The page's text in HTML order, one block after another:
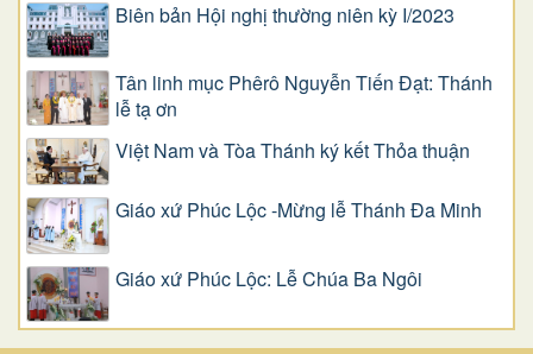
Biên bản Hội nghị thường niên kỳ I/2023
Tân linh mục Phêrô Nguyễn Tiến Đạt: Thánh
lễ tạ ơn
Việt Nam và Tòa Thánh ký kết Thỏa thuận
Giáo xứ Phúc Lộc -Mừng lễ Thánh Đa Minh
Giáo xứ Phúc Lộc: Lễ Chúa Ba Ngôi